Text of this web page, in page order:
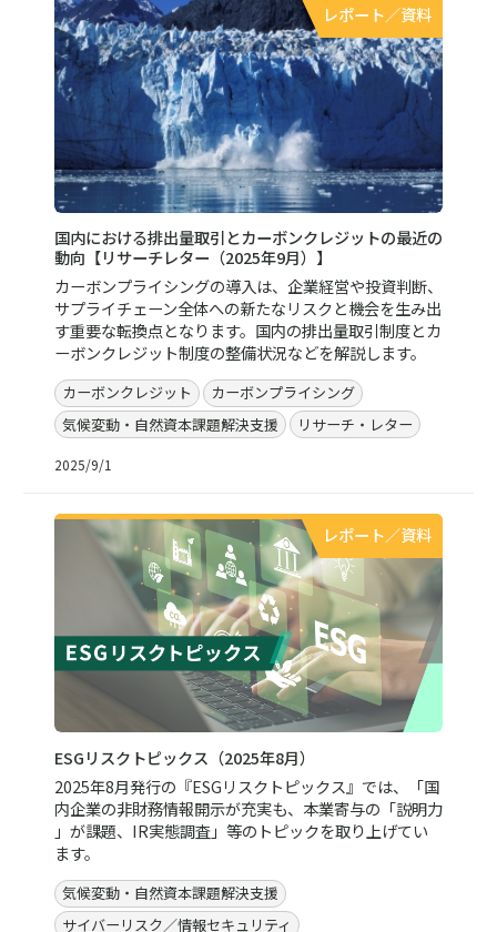
レポート／資料
国内における排出量取引とカーボンクレジットの最近の
動向【リサーチレター（2025年9月）】
カーボンプライシングの導入は、企業経営や投資判断、
サプライチェーン全体への新たなリスクと機会を生み出
す重要な転換点となります。国内の排出量取引制度とカ
ーボンクレジット制度の整備状況などを解説します。
カーボンクレジット
カーボンプライシング
気候変動・自然資本課題解決支援
リサーチ・レター
2025/9/1
レポート／資料
ESGリスクトピックス（2025年8月）
2025年8月発行の『ESGリスクトピックス』では、「国
内企業の非財務情報開示が充実も、本業寄与の「説明力
」が課題、IR実態調査」等のトピックを取り上げてい
ます。
気候変動・自然資本課題解決支援
サイバーリスク／情報セキュリティ